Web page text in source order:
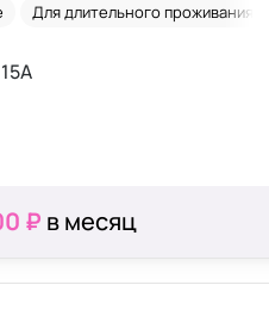
Для длительного проживания
₽ в месяц